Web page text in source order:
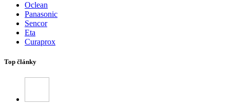
Oclean
Panasonic
Sencor
Eta
Curaprox
Top články